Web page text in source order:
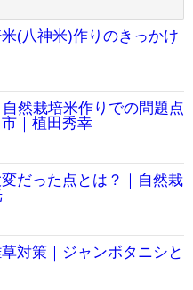
(八神米)作りのきっかけ
自然栽培米作りでの問題点
｜植田秀幸
だった点とは？｜自然栽
対策｜ジャンボタニシと